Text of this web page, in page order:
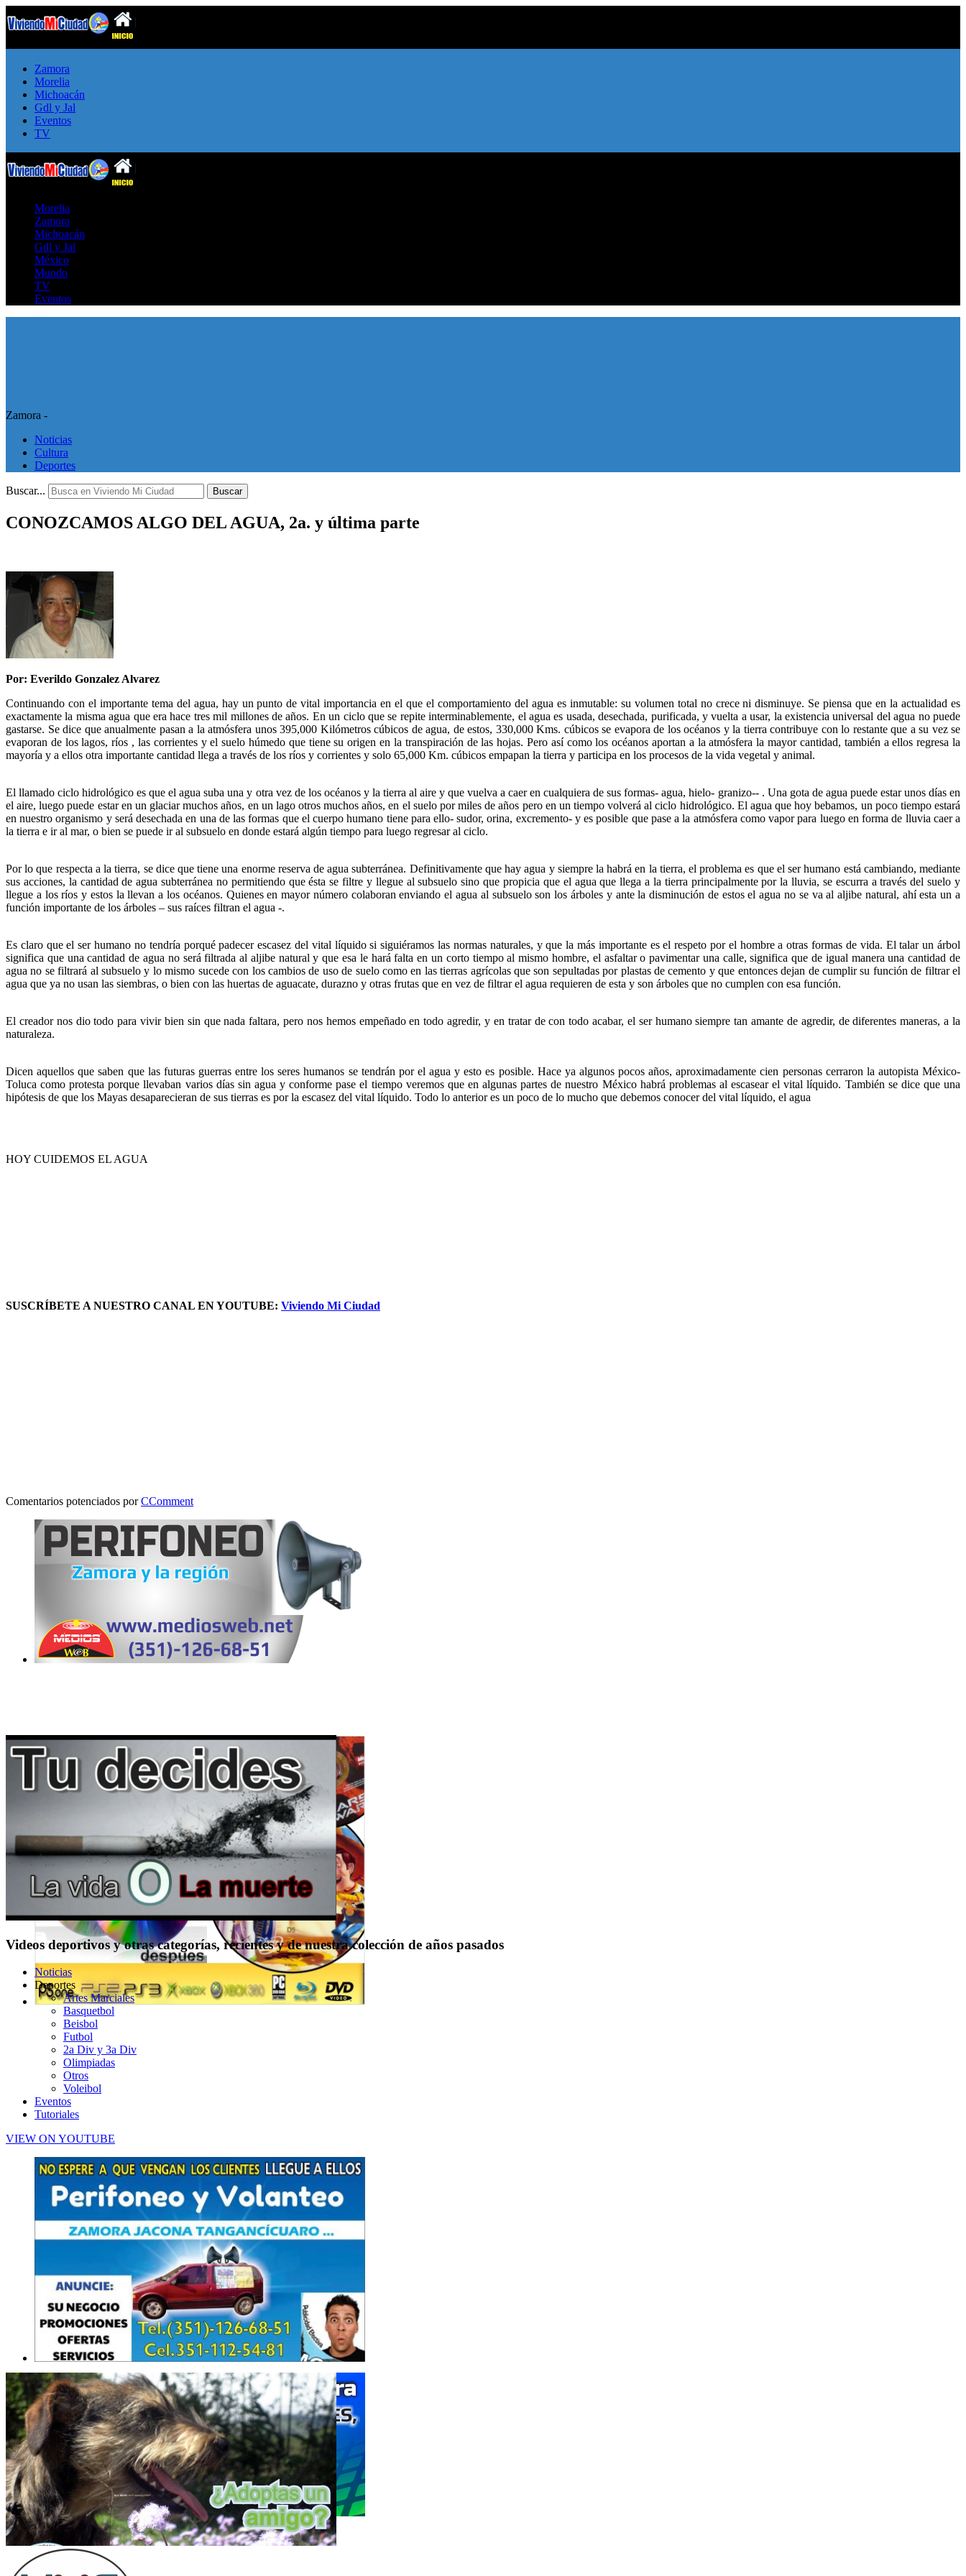
Zamora
Morelia
Michoacán
Gdl y Jal
Eventos
TV
Morelia
Zamora
Michoacán
Gdl y Jal
México
Mundo
TV
Eventos
Zamora -
Noticias
Cultura
Deportes
Buscar... Buscar
CONOZCAMOS ALGO DEL AGUA, 2a. y última parte
Por: Everildo Gonzalez Alvarez
Continuando con el importante tema del agua, hay un punto de vital importancia en el que el comportamiento del agua es inmutable: su volumen total no crece ni disminuye. Se piensa que en la actualidad es
exactamente la misma agua que era hace tres mil millones de años. En un ciclo que se repite interminablemente, el agua es usada, desechada, purificada, y vuelta a usar, la existencia universal del agua no puede
gastarse. Se dice que anualmente pasan a la atmósfera unos 395,000 Kilómetros cúbicos de agua, de estos, 330,000 Kms. cúbicos se evapora de los océanos y la tierra contribuye con lo restante que a su vez se
evaporan de los lagos, ríos , las corrientes y el suelo húmedo que tiene su origen en la transpiración de las hojas. Pero así como los océanos aportan a la atmósfera la mayor cantidad, también a ellos regresa la
mayoría y a ellos otra importante cantidad llega a través de los ríos y corrientes y solo 65,000 Km. cúbicos empapan la tierra y participa en los procesos de la vida vegetal y animal.
El llamado ciclo hidrológico es que el agua suba una y otra vez de los océanos y la tierra al aire y que vuelva a caer en cualquiera de sus formas- agua, hielo- granizo-- . Una gota de agua puede estar unos días en
el aire, luego puede estar en un glaciar muchos años, en un lago otros muchos años, en el suelo por miles de años pero en un tiempo volverá al ciclo hidrológico. El agua que hoy bebamos, un poco tiempo estará
en nuestro organismo y será desechada en una de las formas que el cuerpo humano tiene para ello- sudor, orina, excremento- y es posible que pase a la atmósfera como vapor para luego en forma de lluvia caer a
la tierra e ir al mar, o bien se puede ir al subsuelo en donde estará algún tiempo para luego regresar al ciclo.
Por lo que respecta a la tierra, se dice que tiene una enorme reserva de agua subterránea. Definitivamente que hay agua y siempre la habrá en la tierra, el problema es que el ser humano está cambiando, mediante
sus acciones, la cantidad de agua subterránea no permitiendo que ésta se filtre y llegue al subsuelo sino que propicia que el agua que llega a la tierra principalmente por la lluvia, se escurra a través del suelo y
llegue a los ríos y estos la llevan a los océanos. Quienes en mayor número colaboran enviando el agua al subsuelo son los árboles y ante la disminución de estos el agua no se va al aljibe natural, ahí esta un a
función importante de los árboles – sus raíces filtran el agua -.
Es claro que el ser humano no tendría porqué padecer escasez del vital líquido si siguiéramos las normas naturales, y que la más importante es el respeto por el hombre a otras formas de vida. El talar un árbol
significa que una cantidad de agua no será filtrada al aljibe natural y que esa le hará falta en un corto tiempo al mismo hombre, el asfaltar o pavimentar una calle, significa que de igual manera una cantidad de
agua no se filtrará al subsuelo y lo mismo sucede con los cambios de uso de suelo como en las tierras agrícolas que son sepultadas por plastas de cemento y que entonces dejan de cumplir su función de filtrar el
agua que ya no usan las siembras, o bien con las huertas de aguacate, durazno y otras frutas que en vez de filtrar el agua requieren de esta y son árboles que no cumplen con esa función.
El creador nos dio todo para vivir bien sin que nada faltara, pero nos hemos empeñado en todo agredir, y en tratar de con todo acabar, el ser humano siempre tan amante de agredir, de diferentes maneras, a la
naturaleza.
Dicen aquellos que saben que las futuras guerras entre los seres humanos se tendrán por el agua y esto es posible. Hace ya algunos pocos años, aproximadamente cien personas cerraron la autopista México-
Toluca como protesta porque llevaban varios días sin agua y conforme pase el tiempo veremos que en algunas partes de nuestro México habrá problemas al escasear el vital líquido. También se dice que una
hipótesis de que los Mayas desaparecieran de sus tierras es por la escasez del vital líquido. Todo lo anterior es un poco de lo mucho que debemos conocer del vital líquido, el agua
HOY CUIDEMOS EL AGUA
SUSCRÍBETE A NUESTRO CANAL EN YOUTUBE: Viviendo Mi Ciudad
Comentarios potenciados porCComment
Videos deportivos y otras categorías, recientes y de nuestra colección de años pasados
Noticias
Deportes
Artes Marciales
Basquetbol
Beisbol
Futbol
2a Div y 3a Div
Olimpiadas
Otros
Voleibol
Eventos
Tutoriales
VIEW ON YOUTUBE